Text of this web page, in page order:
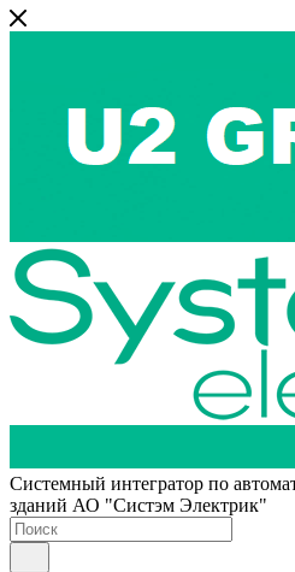
Системный интегратор по
зданий АО "Систэм Электрик"